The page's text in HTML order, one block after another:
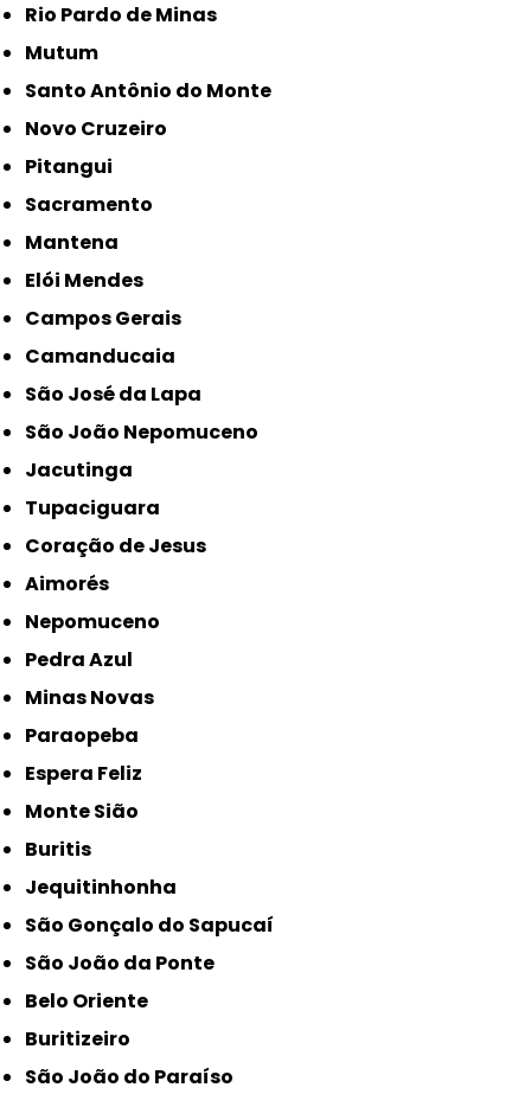
Rio Pardo de Minas
Mutum
Santo Antônio do Monte
Novo Cruzeiro
Pitangui
Sacramento
Mantena
Elói Mendes
Campos Gerais
Camanducaia
São José da Lapa
São João Nepomuceno
Jacutinga
Tupaciguara
Coração de Jesus
Aimorés
Nepomuceno
Pedra Azul
Minas Novas
Paraopeba
Espera Feliz
Monte Sião
Buritis
Jequitinhonha
São Gonçalo do Sapucaí
São João da Ponte
Belo Oriente
Buritizeiro
São João do Paraíso